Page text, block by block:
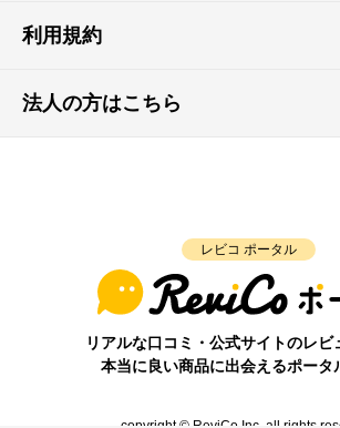
利用規約
法人の方はこちら
レビコ ポータル
リアルな口コミ・公式サイトのレビ
本当に良い商品に出会えるポータ